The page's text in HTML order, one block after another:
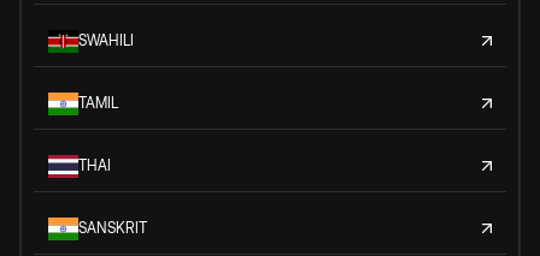
SWAHILI
TAMIL
THAI
SANSKRIT